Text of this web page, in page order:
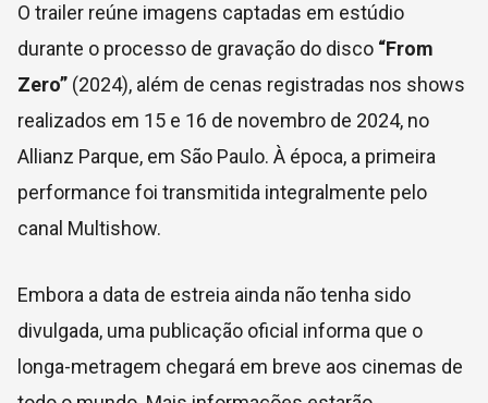
O trailer reúne imagens captadas em estúdio
durante o processo de gravação do disco “From
Zero” (2024), além de cenas registradas nos shows
realizados em 15 e 16 de novembro de 2024, no
Allianz Parque, em São Paulo. À época, a primeira
performance foi transmitida integralmente pelo
canal Multishow.
Embora a data de estreia ainda não tenha sido
divulgada, uma publicação oficial informa que o
longa-metragem chegará em breve aos cinemas de